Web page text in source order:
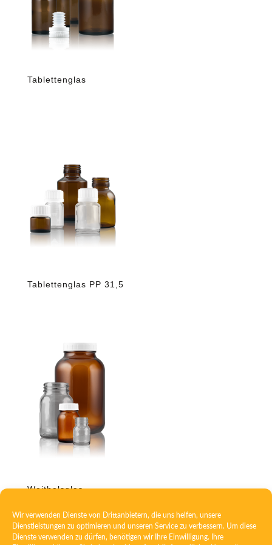
Wir verwenden Dienste von Drittanbietern, die uns helfen, unsere
Dienstleistungen zu optimieren und unseren Service zu verbessern. Um diese
Dienste verwenden zu dürfen, benötigen wir Ihre Einwilligung. Ihre
Tablettenglas
Tablettenglas PP 31,5
Weithalsglas
← 1 2 3